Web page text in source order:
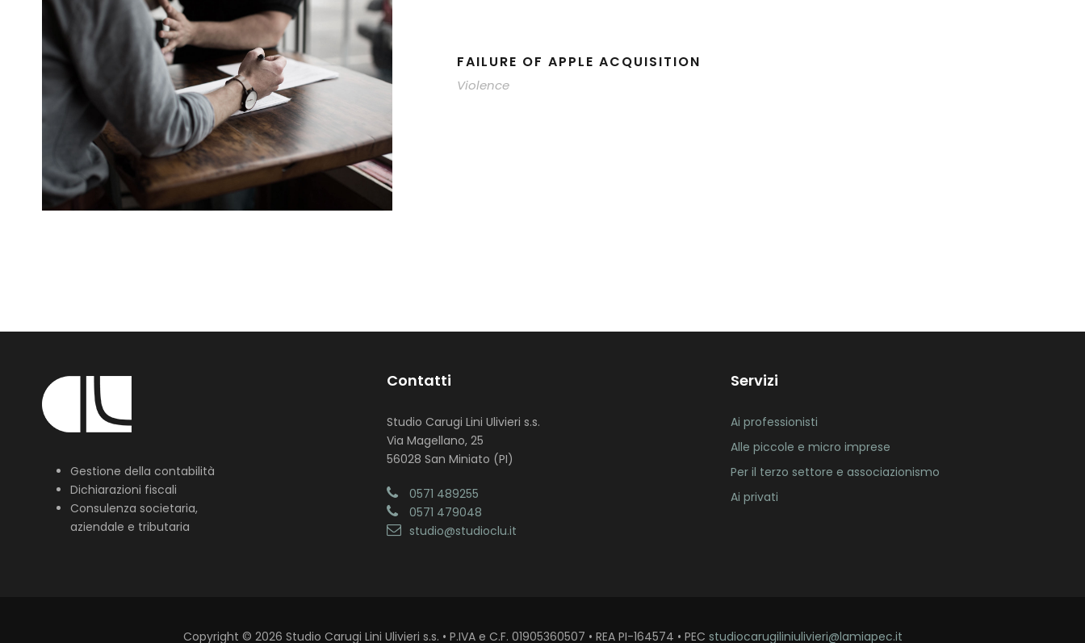
FAILURE OF APPLE ACQUISITION
Violence
Gestione della contabilità
Dichiarazioni fiscali
Consulenza societaria,
aziendale e tributaria
Contatti
Studio Carugi Lini Ulivieri s.s.
Via Magellano, 25
56028 San Miniato (PI)
0571 489255
0571 479048
studio@studioclu.it
Servizi
Ai professionisti
Alle piccole e micro imprese
Per il terzo settore e associazionismo
Ai privati
Copyright © 2026 Studio Carugi Lini Ulivieri s.s. • P.IVA e C.F. 01905360507 • REA PI-164574 • PEC studiocarugiliniulivieri@lamiapec.it